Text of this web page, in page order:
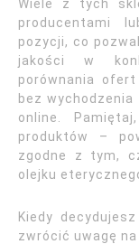
Wiele z tych
producentami
pozycji, co
jakości w
porównania
bez
online.
produktów –
zgodne z tym,
olejku
Kiedy
zwrócić uwagę